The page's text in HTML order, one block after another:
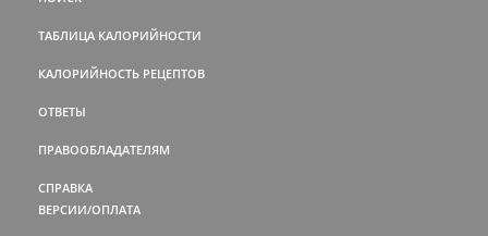
ТАБЛИЦА КАЛОРИЙНОСТИ
КАЛОРИЙНОСТЬ РЕЦЕПТОВ
ОТВЕТЫ
ПРАВООБЛАДАТЕЛЯМ
СПРАВКА
ВЕРСИИ/ОПЛАТА